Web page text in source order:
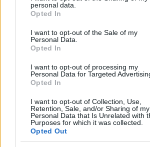
grant or deny consent to Google and its
use your data for below specified
consent section.
personal data.
Opted In
I want to opt-out of the Sale of my
Personal Data.
Opted In
I want to opt-out of processing my
Personal Data for Targeted
Opted In
I want to opt-out of Collection, Use,
Retention, Sale, and/or Sharing of my
Personal Data that Is Unrelated with
Purposes for which it was collected.
Opted Out
megütöttem az autó bal hátulját, és
hátsó hajtásom illetve a jobb hátsó
2. napon a részeredmények voltak a
persze az élvezet ami sikerült is.
legnagyobb bajom. Összességében
murvás pályák közel állnak a
élveztem az egész versenyt."
Boda Péter szavai:
,,Sziasztok!